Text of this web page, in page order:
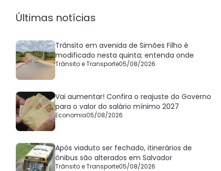
Últimas notícias
Trânsito em avenida de Simões Filho é
modificado nesta quinta; entenda onde
Trânsito e Transporte05/08/2026
Vai aumentar! Confira o reajuste do Governo
para o valor do salário mínimo 2027
Economia05/08/2026
Após viaduto ser fechado, itinerários de
ônibus são alterados em Salvador
Trânsito e Transporte05/08/2026